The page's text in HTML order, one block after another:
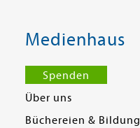
Medienhaus
Spenden
Über uns
Büchereien & Bildung